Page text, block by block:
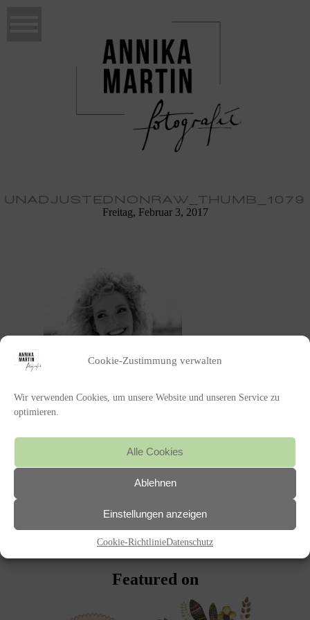
Cookie-Zustimmung verwalten
Wir verwenden Cookies, um unsere Website und unseren Service zu
optimieren.
Alle Cookies
Ablehnen
Einstellungen anzeigen
Cookie-RichtlinieDatenschutz
UNADJUSTEDNONRAW_THUMB_1079
Freitag, Februar 3, 2017
HOCHZEIT
Featured on